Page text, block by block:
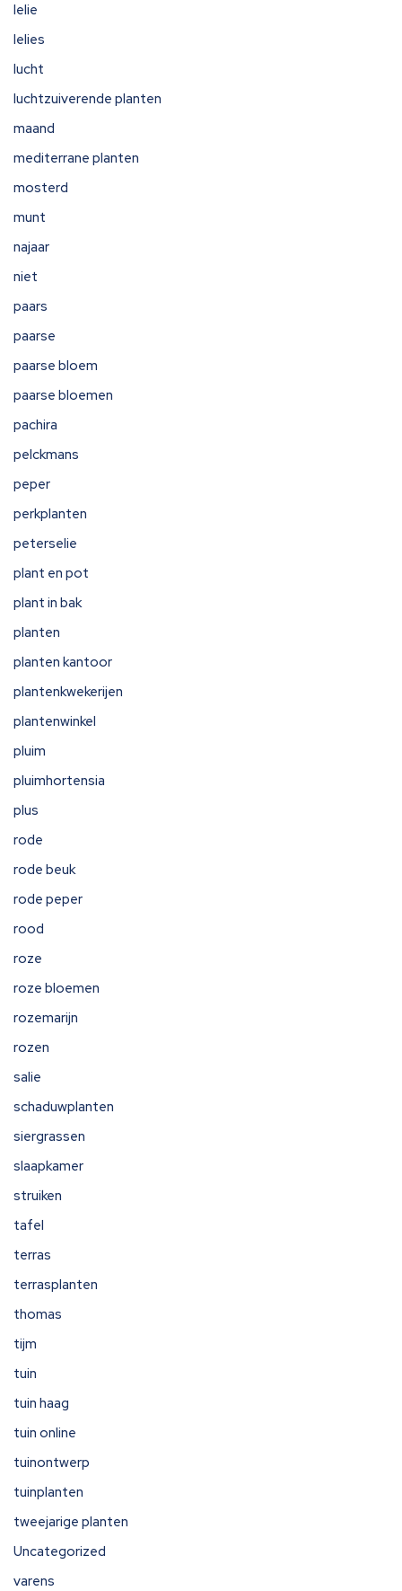
lelie
lelies
lucht
luchtzuiverende planten
maand
mediterrane planten
mosterd
munt
najaar
niet
paars
paarse
paarse bloem
paarse bloemen
pachira
pelckmans
peper
perkplanten
peterselie
plant en pot
plant in bak
planten
planten kantoor
plantenkwekerijen
plantenwinkel
pluim
pluimhortensia
plus
rode
rode beuk
rode peper
rood
roze
roze bloemen
rozemarijn
rozen
salie
schaduwplanten
siergrassen
slaapkamer
struiken
tafel
terras
terrasplanten
thomas
tijm
tuin
tuin haag
tuin online
tuinontwerp
tuinplanten
tweejarige planten
Uncategorized
varens